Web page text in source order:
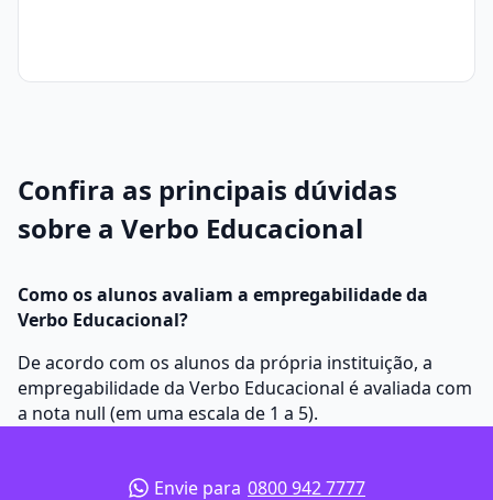
Confira as principais dúvidas
sobre a Verbo Educacional
Como os alunos avaliam a empregabilidade da
Verbo Educacional?
De acordo com os alunos da própria instituição, a
empregabilidade da Verbo Educacional é avaliada com
a nota null (em uma escala de 1 a 5).
Envie para 0800 942 7777